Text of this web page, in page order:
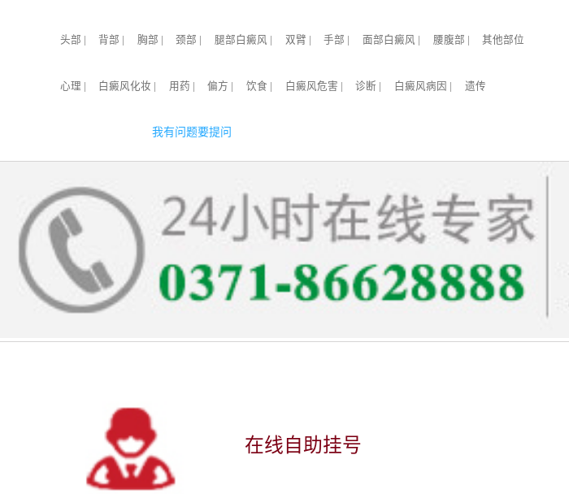
头部 | 背部 | 胸部 | 颈部 | 腿部白癜风 | 双臂 | 手部 | 面部白癜风 | 腰腹部 | 其他部位
心理 | 白癜风化妆 | 用药 | 偏方 | 饮食 | 白癜风危害 | 诊断 | 白癜风病因 | 遗传
我有问题要提问
在线自助挂号